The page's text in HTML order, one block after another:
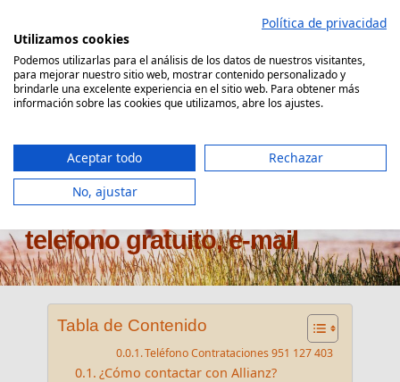
contenido
Comparador Seguro Decesos
Atención al cliente Allianz:
telefono gratuito, e-mail
Tabla de Contenido
Teléfono Contrataciones 951 127 403
¿Cómo contactar con Allianz?
Política de privacidad
Utilizamos cookies
Podemos utilizarlas para el análisis de los datos de nuestros visitantes,
para mejorar nuestro sitio web, mostrar contenido personalizado y
brindarle una excelente experiencia en el sitio web. Para obtener más
información sobre las cookies que utilizamos, abre los ajustes.
Aceptar todo
Rechazar
No, ajustar